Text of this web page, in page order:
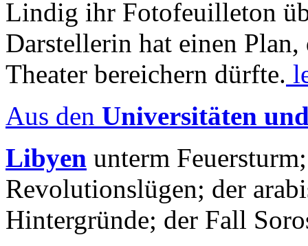
Lindig ihr Fotofeuilleton
Darstellerin hat einen Plan,
Theater bereichern dürfte.
Aus den Universitäten
Libyen unterm
Revolutionslügen; der
Hintergründe; der Fall